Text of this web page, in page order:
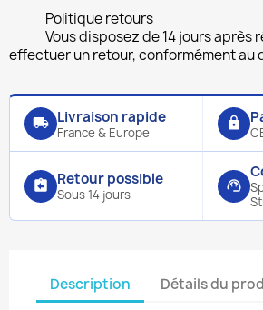
Politique retours
Vous disposez de 14 jours après
effectuer un retour, conformément
local_shipping Livraison rapide
France & Europe
lock
assignment_return Retour possible
Sous 14 jours
support_agent
Description Détails du